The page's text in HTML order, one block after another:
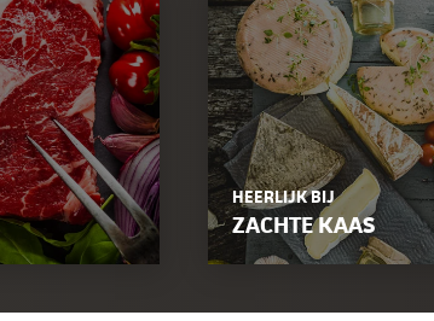
HEERLIJK BIJ
ZACHTE KAAS